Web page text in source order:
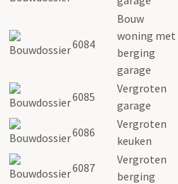
6084
Bouw
woning met
berging
garage
6085
Vergroten
garage
6086
Vergroten
keuken
6087
Vergroten
berging